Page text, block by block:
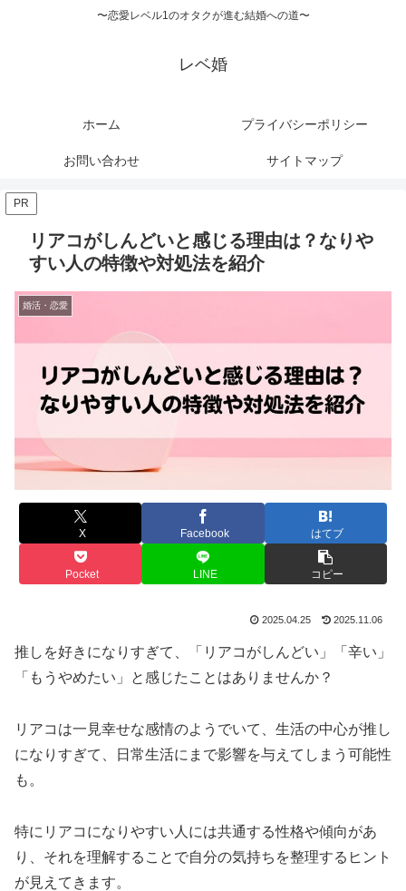
〜恋愛レベル1のオタクが進む結婚への道〜
レベ婚
ホーム プライバシーポリシー
お問い合わせ サイトマップ
PR
リアコがしんどいと感じる理由は？なりや
すい人の特徴や対処法を紹介
婚活・恋愛
X Facebook はてブ
Pocket LINE コピー
2025.04.25 2025.11.06
推しを好きになりすぎて、「リアコがしんどい」「辛い」
「もうやめたい」と感じたことはありませんか？
リアコは一見幸せな感情のようでいて、生活の中心が推し
になりすぎて、日常生活にまで影響を与えてしまう可能性
も。
特にリアコになりやすい人には共通する性格や傾向があ
り、それを理解することで自分の気持ちを整理するヒント
が見えてきます。